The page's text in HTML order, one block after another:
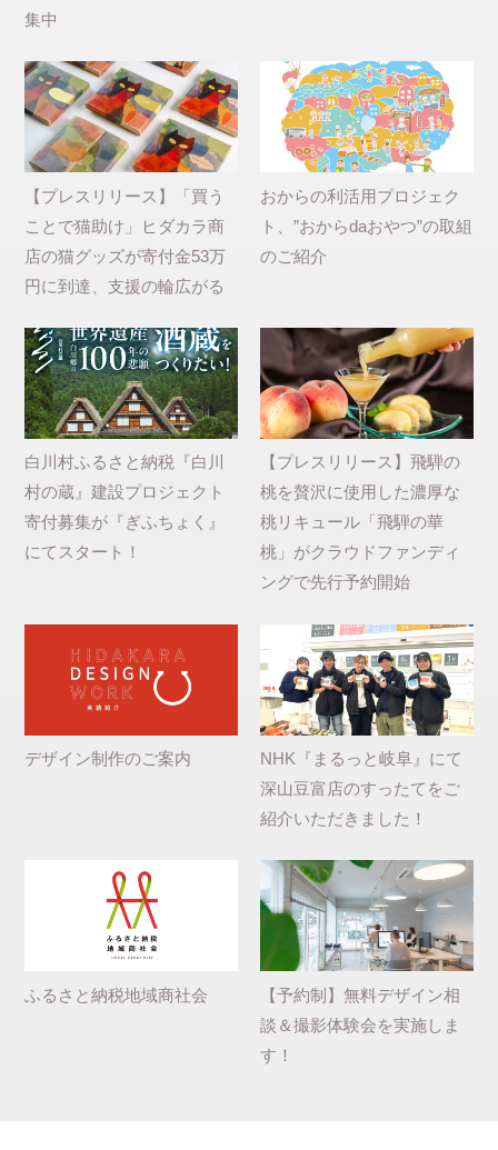
集中
【プレスリリース】「買う
ことで猫助け」ヒダカラ商
店の猫グッズが寄付金53万
円に到達、支援の輪広がる
おからの利活用プロジェク
ト、”おからdaおやつ”の取組
のご紹介
白川村ふるさと納税『白川
村の蔵』建設プロジェクト
寄付募集が『ぎふちょく』
にてスタート！
【プレスリリース】飛騨の
桃を贅沢に使用した濃厚な
桃リキュール「飛騨の華
桃」がクラウドファンディ
ングで先行予約開始
デザイン制作のご案内
NHK『まるっと岐阜』にて
深山豆富店のすったてをご
紹介いただきました！
ふるさと納税地域商社会
【予約制】無料デザイン相
談＆撮影体験会を実施しま
す！